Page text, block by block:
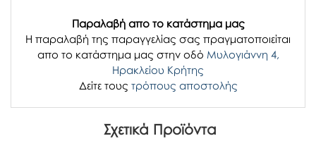
Παραλαβή απο το κατάστημα μας
H παραλαβή της παραγγελίας σας πραγματοποιείται
απο το κατάστημα μας στην οδό Μυλογιάννη 4,
Ηρακλείου Κρήτης
Δείτε τους τρόπους αποστολής
Σχετικά Προϊόντα